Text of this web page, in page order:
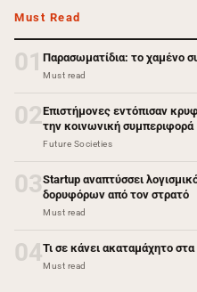
Must Read
01 Παρασωματίδια: το χαμένο
Must read
02Επιστήμονες εντόπισαν
την κοινωνική συμπεριφορά
Future Societies
03Startup αναπτύσσει
δορυφόρων από τον στρατό
Must read
04Τι σε κάνει ακαταμάχητο
Must read